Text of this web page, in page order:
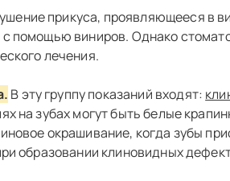
прикуса, проявляющееся в
помощью виниров. Однако
лечения.
В эту группу показаний входят:
на зубах могут быть белые
окрашивание, когда зубы
образовании клиновидных